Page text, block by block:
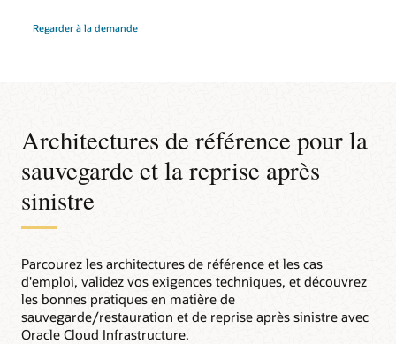
Regarder à la demande
Architectures de référence pour la
sauvegarde et la reprise après
sinistre
Parcourez les architectures de référence et les cas
d'emploi, validez vos exigences techniques, et découvrez
les bonnes pratiques en matière de
sauvegarde/restauration et de reprise après sinistre avec
Oracle Cloud Infrastructure.